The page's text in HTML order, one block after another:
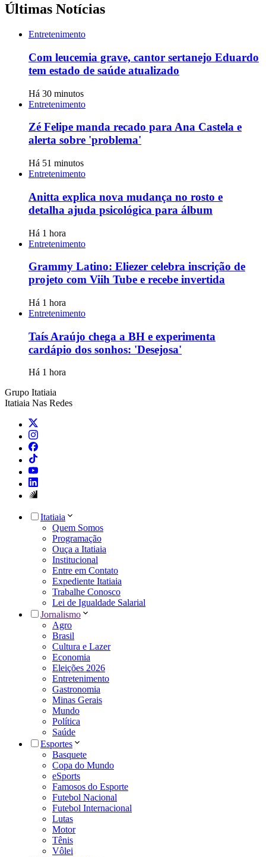
Últimas Notícias
Entretenimento
Com leucemia grave, cantor sertanejo Eduardo
tem estado de saúde atualizado
Há 30 minutos
Entretenimento
Zé Felipe manda recado para Ana Castela e
alerta sobre 'problema'
Há 51 minutos
Entretenimento
Anitta explica nova mudança no rosto e
detalha ajuda psicológica para álbum
Há 1 hora
Entretenimento
Grammy Latino: Eliezer celebra inscrição de
projeto com Viih Tube e recebe invertida
Há 1 hora
Entretenimento
Taís Araújo chega a BH e experimenta
cardápio dos sonhos: 'Desejosa'
Há 1 hora
Grupo Itatiaia
Itatiaia Nas Redes
Itatiaia
Quem Somos
Programação
Ouça a Itatiaia
Institucional
Entre em Contato
Expediente Itatiaia
Trabalhe Conosco
Lei de Igualdade Salarial
Jornalismo
Agro
Brasil
Cultura e Lazer
Economia
Eleições 2026
Entretenimento
Gastronomia
Minas Gerais
Mundo
Política
Saúde
Esportes
Basquete
Copa do Mundo
eSports
Famosos do Esporte
Futebol Nacional
Futebol Internacional
Lutas
Motor
Tênis
Vôlei